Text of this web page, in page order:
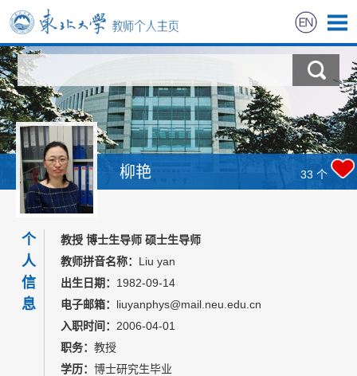
首页
科学研究
教学研究
招生信息
学生信息
教师风采
获奖信息
教师博客
柳艳 33 个
个
人
信
息
教授 博士生导师 硕士生导师
教师拼音名称： Liu yan
出生日期： 1982-09-14
电子邮箱： liuyanphys@mail.neu.edu.cn
入职时间： 2006-04-01
职务： 教授
学历： 博士研究生毕业